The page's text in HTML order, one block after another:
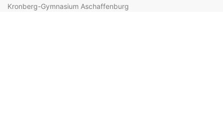
Kronberg-Gymnasium Aschaffenburg